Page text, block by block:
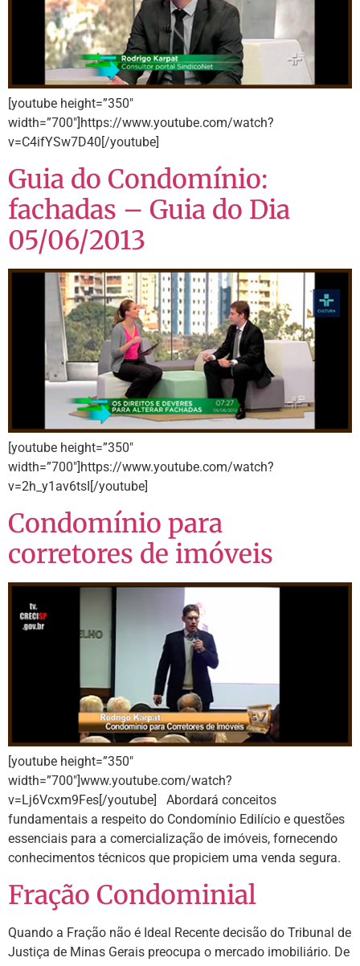
[youtube height=”350″
width=”700″]https://www.youtube.com/watch?
v=C4ifYSw7D40[/youtube]
Guia do Condomínio:
fachadas – Guia do Dia
05/06/2013
[youtube height=”350″
width=”700″]https://www.youtube.com/watch?
v=2h_y1av6tsI[/youtube]
Condomínio para
corretores de imóveis
[youtube height=”350″
width=”700″]www.youtube.com/watch?
v=Lj6Vcxm9Fes[/youtube] Abordará conceitos
fundamentais a respeito do Condomínio Edilício e questões
essenciais para a comercialização de imóveis, fornecendo
conhecimentos técnicos que propiciem uma venda segura.
Fração Condominial
Quando a Fração não é Ideal Recente decisão do Tribunal de
Justiça de Minas Gerais preocupa o mercado imobiliário. De